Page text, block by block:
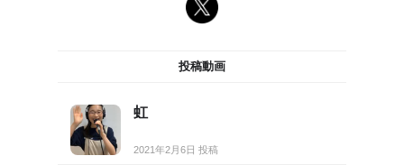
投稿動画
虹
2021年2月6日 投稿